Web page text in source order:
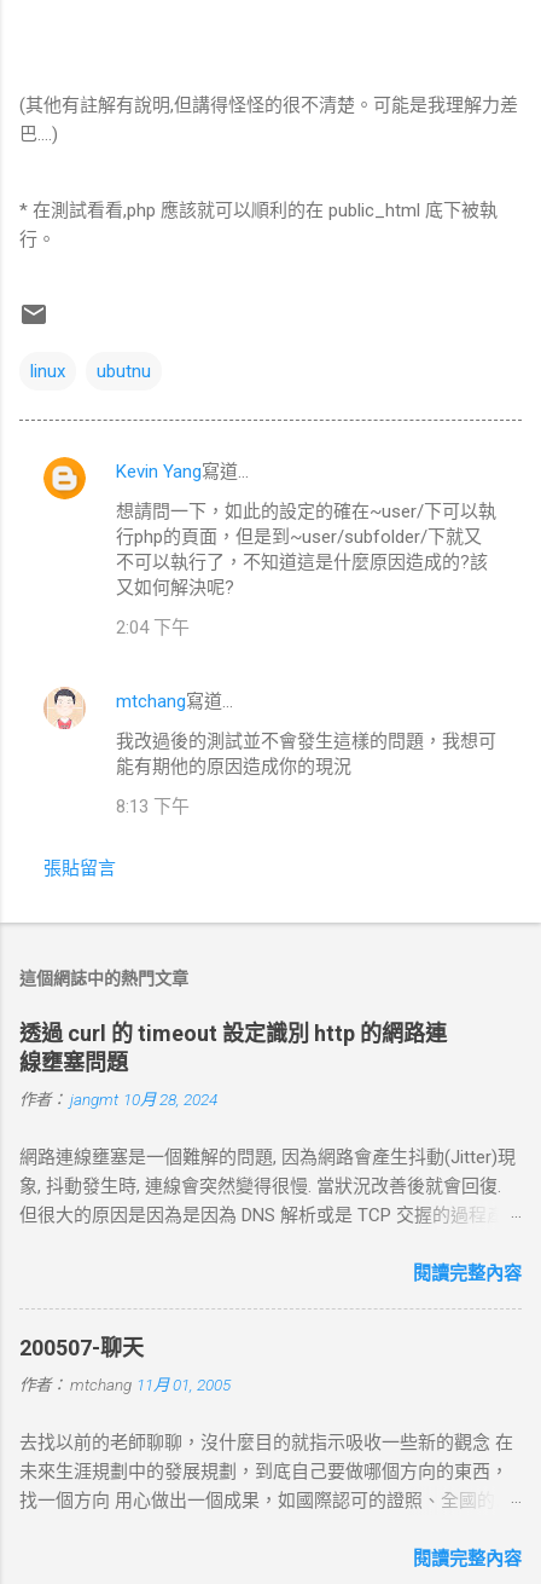
(其他有註解有說明,但講得怪怪的很不清楚。可能是我理解力差
巴....)
* 在測試看看,php 應該就可以順利的在 public_html 底下被執
行。
linux ubutnu
留
Kevin Yang寫道…
想請問一下，如此的設定的確在~user/下可以執
行php的頁面，但是到~user/subfolder/下就又
不可以執行了，不知道這是什麼原因造成的?該
又如何解決呢?
2:04 下午
mtchang寫道…
我改過後的測試並不會發生這樣的問題，我想可
能有期他的原因造成你的現況
8:13 下午
張貼留言
這個網誌中的熱門文章
透過 curl 的 timeout 設定識別 http 的網路連
線壅塞問題
作者： jangmt 10月 28, 2024
網路連線壅塞是一個難解的問題, 因為網路會產生抖動(Jitter)現
象, 抖動發生時, 連線會突然變得很慢. 當狀況改善後就會回復.
但很大的原因是因為是因為 DNS 解析或是 TCP 交握的過程產
以下幾個主要步驟： 1. DNS 查詢 目標 ：解析主機名 (如
進行查詢，獲取目標伺服器的 IP 地址。 結果 ：若查詢成功，
返回 IP 地址， curl 將繼續下一步。若查詢失敗， curl 則返回
DNS 錯誤並中止。 2. TCP 三向交握 (Three-Way Handshake) 目
核發送一個 SYN 封包，目標伺服器回應 SYN-ACK ，然後 curl
返回 ACK 完成三向交握，建立起 TCP 連線。 結果 ：若在 --
connect-timeout 設定時間內未完成三向交握，則連線失敗並返
HTTP 請求，根據 URL 設定不同的請求方法（如 GET 、 POST
閱讀完整內容
200507-聊天
作者： mtchang 11月 01, 2005
去找以前的老師聊聊，沒什麼目的就指示吸收一些新的觀念 在
未來生涯規劃中的發展規劃，到底自己要做哪個方向的東西，
找一個方向 用心做出一個成果，如國際認可的證照、全國的比
路。以目前技術而言要就做最大最廣，否則 就做最小最少，避
閱讀完整內容